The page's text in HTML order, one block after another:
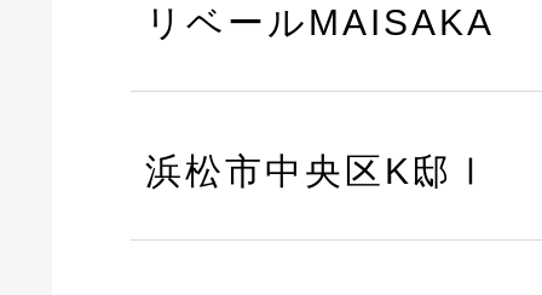
リベールMAISAKA
浜松市中央区K邸Ⅰ